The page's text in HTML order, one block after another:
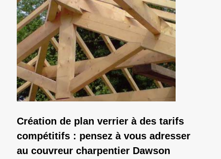
Création de plan verrier à des tarifs
compétitifs : pensez à vous adresser
au couvreur charpentier Dawson